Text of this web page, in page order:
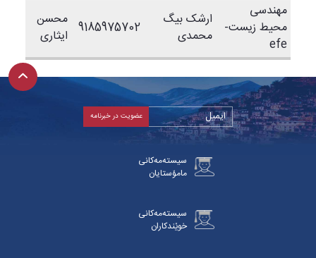
مهندسی
محیط زیست-
efe
ارشک بیگ
محمدی
9185975702 محسن
ایثاری
سیستەمەکانی
مامۆستایان
سیستەمەکانی
خوێندکاران